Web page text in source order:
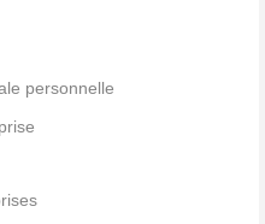
personnelle